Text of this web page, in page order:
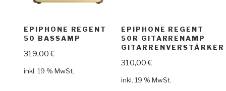
EPIPHONE REGENT
50 BASSAMP
319,00€
inkl. 19 % MwSt.
EPIPHONE REGENT
50R GITARRENAMP
GITARRENVERSTÄRKER
310,00€
inkl. 19 % MwSt.